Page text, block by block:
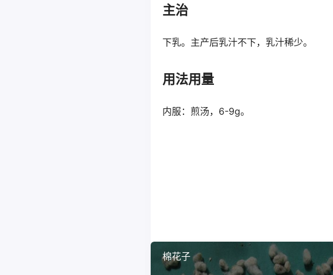
主治
下乳。主产后乳汁不下，乳汁稀少。
用法用量
内服：煎汤，6-9g。
棉花子